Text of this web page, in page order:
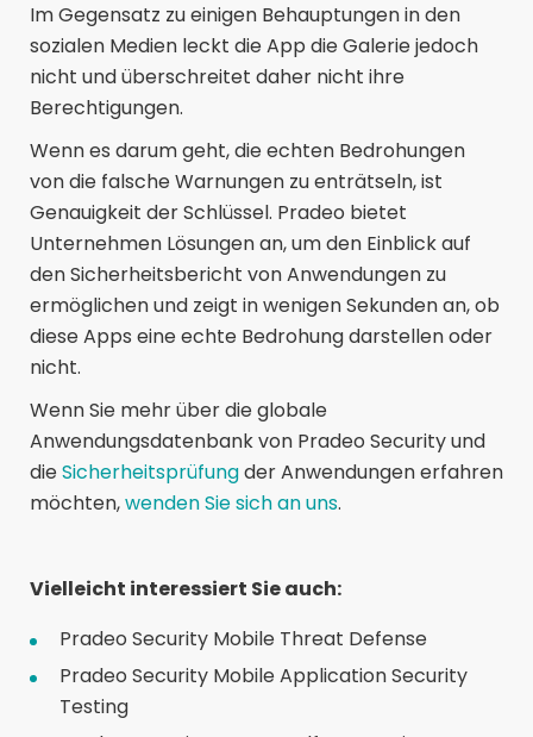
Im Gegensatz zu einigen Behauptungen in den
sozialen Medien leckt die App die Galerie jedoch
nicht und überschreitet daher nicht ihre
Berechtigungen.
Wenn es darum geht, die echten Bedrohungen
von die falsche Warnungen zu enträtseln, ist
Genauigkeit der Schlüssel. Pradeo bietet
Unternehmen Lösungen an, um den Einblick auf
den Sicherheitsbericht von Anwendungen zu
ermöglichen und zeigt in wenigen Sekunden an, ob
diese Apps eine echte Bedrohung darstellen oder
nicht.
Wenn Sie mehr über die globale
Anwendungsdatenbank von Pradeo Security und
dieSicherheitsprüfungder Anwendungen erfahren
möchten,wenden Sie sich an uns.
Vielleicht interessiert Sie auch:
Pradeo Security Mobile Threat Defense
Pradeo Security Mobile Application Security
Testing